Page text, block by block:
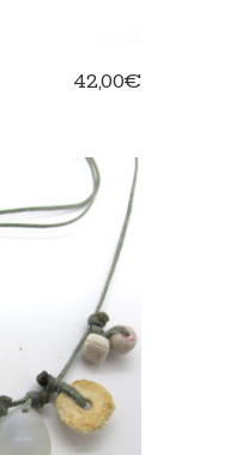
42,00€